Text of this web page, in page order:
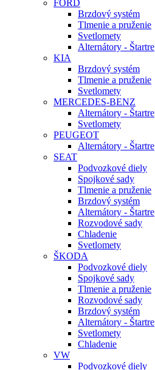
FORD
Brzdový systém
Tlmenie a pruženie
Svetlomety
Alternátory - Štartre
KIA
Brzdový systém
Tlmenie a pruženie
Svetlomety
MERCEDES-BENZ
Alternátory - Štartre
Svetlomety
PEUGEOT
Alternátory - Štartre
SEAT
Podvozkové diely
Spojkové sady
Tlmenie a pruženie
Brzdový systém
Alternátory - Štartre
Rozvodové sady
Chladenie
Svetlomety
ŠKODA
Podvozkové diely
Spojkové sady
Tlmenie a pruženie
Rozvodové sady
Brzdový systém
Alternátory - Štartre
Svetlomety
Chladenie
VW
Podvozkové diely